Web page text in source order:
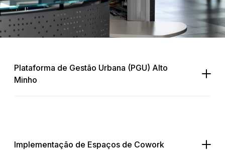
Plataforma de Gestão Urbana (PGU) Alto
Minho
Implementação de Espaços de Cowork